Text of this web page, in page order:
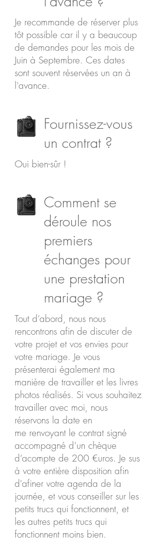
Je recommande de réserver plus
tôt possible car il y a beaucoup
de demandes pour les mois de
Juin à Septembre. Ces dates
sont souvent réservées un an à
l'avance.
Fournissez-vous
un contrat ?
Oui bien-sûr !
Comment se
déroule nos
premiers
échanges pour
une prestation
mariage ?
Tout d’abord, nous nous
rencontrons afin de discuter de
votre projet et vos envies pour
votre mariage. Je vous
présenterai également ma
manière de travailler et les livres
photos réalisés. Si vous souhaitez
travailler avec moi, nous
réservons la date en
me renvoyant le contrat signé
accompagné d’un chèque
d’acompte de 200 €uros. Je sus
à votre entière disposition afin
d'afiner votre agenda de la
journée, et vous conseiller sur les
petits trucs qui fonctionnent, et
les autres petits trucs qui
fonctionnent moins bien.